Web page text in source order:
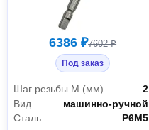
6386 ₽7602 ₽
Под заказ
Шаг резьбы М (мм)
2
Вид
машинно-ручной
Сталь
P6M5